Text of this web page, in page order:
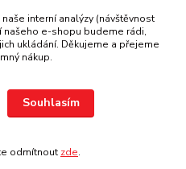
s r.o. | Všechna práva vyhrazena.
interní analýzy (návštěvnost
našeho e-shopu budeme rádi,
ukládání. Děkujeme a přejeme
nákup.
Souhlasím
odmítnout zde.